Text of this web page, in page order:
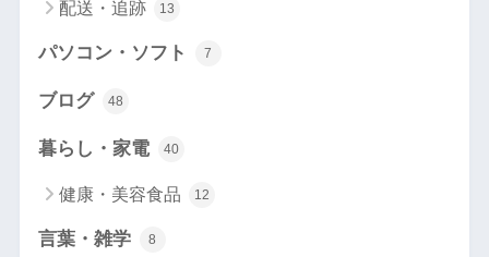
配送・追跡 13
パソコン・ソフト 7
ブログ 48
暮らし・家電 40
健康・美容食品 12
言葉・雑学 8